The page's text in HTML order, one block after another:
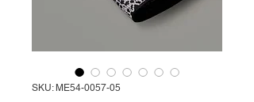
SKU: ME54-0057-05